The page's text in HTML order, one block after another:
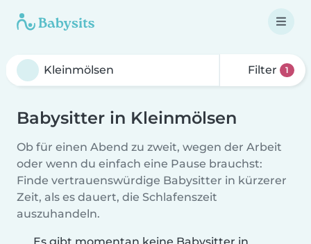
Filter 1
Babysitter in Kleinmölsen
Ob für einen Abend zu zweit, wegen der Arbeit
oder wenn du einfach eine Pause brauchst:
Finde vertrauenswürdige Babysitter in kürzerer
Zeit, als es dauert, die Schlafenszeit
auszuhandeln.